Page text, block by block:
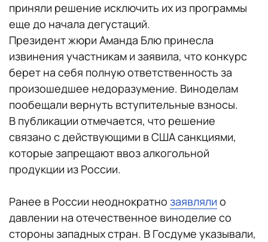
приняли решение исключить их из программы
еще до начала дегустаций.
Президент жюри Аманда Блю принесла
извинения участникам и заявила, что конкурс
берет на себя полную ответственность за
произошедшее недоразумение. Виноделам
пообещали вернуть вступительные взносы.
В публикации отмечается, что решение
связано с действующими в США санкциями,
которые запрещают ввоз алкогольной
продукции из России.
Ранее в России неоднократно заявляли о
давлении на отечественное виноделие со
стороны западных стран. В Госдуме указывали,